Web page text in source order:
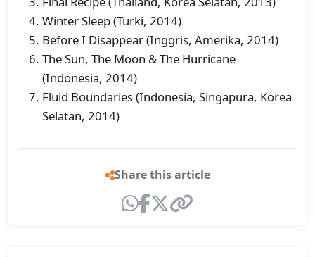
Winter Sleep (Turki, 2014)
Before I Disappear (Inggris, Amerika, 2014)
The Sun, The Moon & The Hurricane
(Indonesia, 2014)
Fluid Boundaries (Indonesia, Singapura, Korea
Selatan, 2014)
Share this article